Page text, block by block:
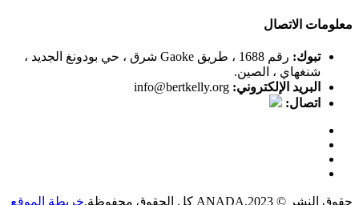
معلومات الاتصال
تبوك:
رقم 1688 ، طريق Gaoke شرق ، حي بودونغ الجديد ،
شنغهاي ، الصين.
البريد الإلكتروني: info@bertkelly.org
اتصال:
حقوق النشر © 2023.ANADA كل الحقوق محفوظة. خريطة الموقع